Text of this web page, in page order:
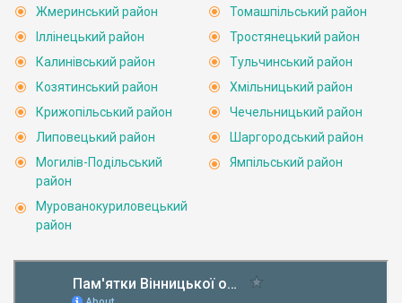
Жмеринський район
Іллінецький район
Калинівський район
Козятинський район
Крижопільський район
Липовецький район
Могилів-Подільський
район
Мурованокуриловецький
район
Томашпільський район
Тростянецький район
Тульчинський район
Хмільницький район
Чечельницький район
Шаргородський район
Ямпільський район